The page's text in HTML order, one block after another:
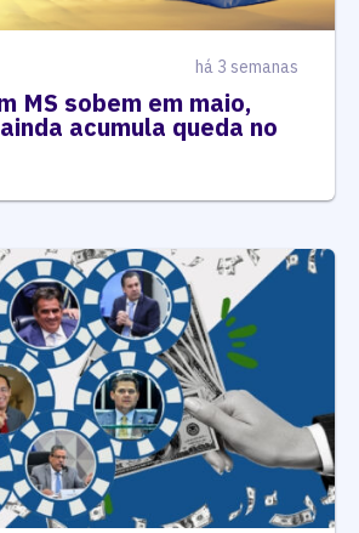
há 3 semanas
MS sobem em maio,
acumula queda no